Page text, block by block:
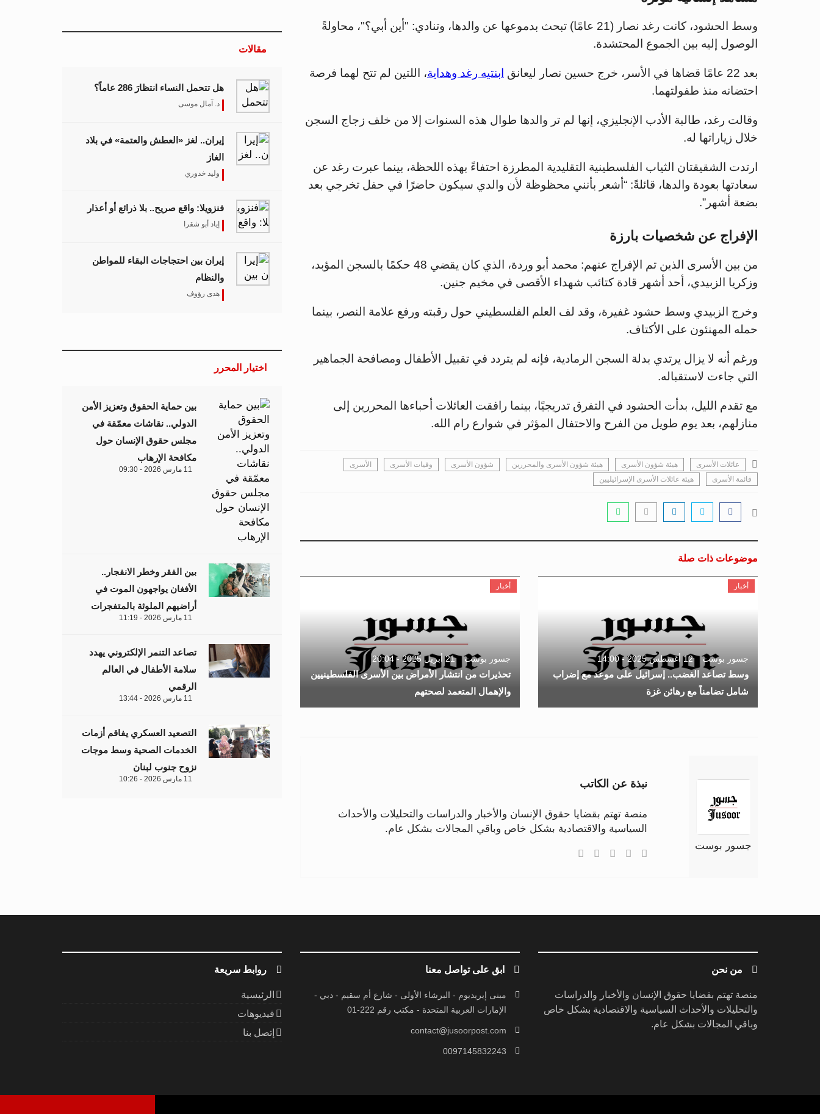
وسط الحشود، كانت رغد نصار (21 عامًا) تبحث بدموعها عن والدها، وتنادي: "أين أبي؟"، محاولةً
الوصول إليه بين الجموع المحتشدة.
بعد 22 عامًا قضاها في الأسر، خرج حسين نصار ليعانق ابنتيه رغد وهداية، اللتين لم تتح لهما فرصة
احتضانه منذ طفولتهما.
وقالت رغد، طالبة الأدب الإنجليزي، إنها لم تر والدها طوال هذه السنوات إلا من خلف زجاج السجن
خلال زياراتها له.
ارتدت الشقيقتان الثياب الفلسطينية التقليدية المطرزة احتفاءً بهذه اللحظة، بينما عبرت رغد عن
سعادتها بعودة والدها، قائلةً: “أشعر بأنني محظوظة لأن والدي سيكون حاضرًا في حفل تخرجي بعد
بضعة أشهر”.
الإفراج عن شخصيات بارزة
من بين الأسرى الذين تم الإفراج عنهم: محمد أبو وردة، الذي كان يقضي 48 حكمًا بالسجن المؤبد،
وزكريا الزبيدي، أحد أشهر قادة كتائب شهداء الأقصى في مخيم جنين.
وخرج الزبيدي وسط حشود غفيرة، وقد لف العلم الفلسطيني حول رقبته ورفع علامة النصر، بينما
حمله المهنئون على الأكتاف.
ورغم أنه لا يزال يرتدي بدلة السجن الرمادية، فإنه لم يتردد في تقبيل الأطفال ومصافحة الجماهير
التي جاءت لاستقباله.
مع تقدم الليل، بدأت الحشود في التفرق تدريجيًا، بينما رافقت العائلات أحباءها المحررين إلى
منازلهم، بعد يوم طويل من الفرح والاحتفال المؤثر في شوارع رام الله.
عائلات الأسرى هيئة شؤون الأسرى هيئة شؤون الأسرى والمحررين شؤون الأسرى وفيات الأسرى
الأسرى
قائمة الأسرى
هيئة عائلات الأسرى الإسرائيليين
موضوعات ذات صلة
أخبار
جسور بوست 12 أغسطس 2025 - 14:00
وسط تصاعد الغضب.. إسرائيل على موعد مع إضراب
شامل تضامناً مع رهائن غزة
أخبار
جسور بوست 21 أبريل 2025 - 20:04
تحذيرات من انتشار الأمراض بين الأسرى الفلسطينيين
والإهمال المتعمد لصحتهم
جسور بوست
نبذة عن الكاتب
منصة تهتم بقضايا حقوق الإنسان والأخبار والدراسات والتحليلات والأحداث
السياسية والاقتصادية بشكل خاص وباقي المجالات بشكل عام.
مقالات
هل تتحمل النساء انتظارَ 286 عاماً؟
د. آمال موسى
إيران.. لغز «العطش والعتمة» في بلاد
الغاز
وليد خدوري
فنزويلا: واقع صريح.. بلا ذرائع أو أعذار
إياد أبو شقرا
إيران بين احتجاجات البقاء للمواطن
والنظام
هدى رؤوف
اختيار المحرر
بين حماية الحقوق وتعزيز الأمن
الدولي.. نقاشات معمّقة في
مجلس حقوق الإنسان حول
مكافحة الإرهاب
11 مارس 2026 - 09:30
بين الفقر وخطر الانفجار..
الأفغان يواجهون الموت في
أراضيهم الملوثة بالمتفجرات
11 مارس 2026 - 11:19
تصاعد التنمر الإلكتروني يهدد
سلامة الأطفال في العالم
الرقمي
11 مارس 2026 - 13:44
التصعيد العسكري يفاقم أزمات
الخدمات الصحية وسط موجات
نزوح جنوب لبنان
11 مارس 2026 - 10:26
من نحن
منصة تهتم بقضايا حقوق الإنسان والأخبار والدراسات
والتحليلات والأحداث السياسية والاقتصادية بشكل خاص
وباقي المجالات بشكل عام.
ابق على تواصل معنا
مبنى إيريديوم - البرشاء الأولى - شارع أم سقيم - دبي -
الإمارات العربية المتحدة - مكتب رقم 222-01
contact@jusoorpost.com
0097145832243
روابط سريعة
الرئيسية
فيديوهات
إتصل بنا